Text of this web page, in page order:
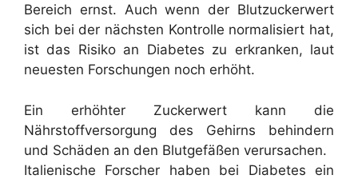
Bereich ernst. Auch wenn der Blutzuckerwert
sich bei der nächsten Kontrolle normalisiert hat,
ist das Risiko an Diabetes zu erkranken, laut
neuesten Forschungen noch erhöht.
Ein erhöhter Zuckerwert kann die
Nährstoffversorgung des Gehirns behindern
und Schäden an den Blutgefäßen verursachen.
Italienische Forscher haben bei Diabetes ein